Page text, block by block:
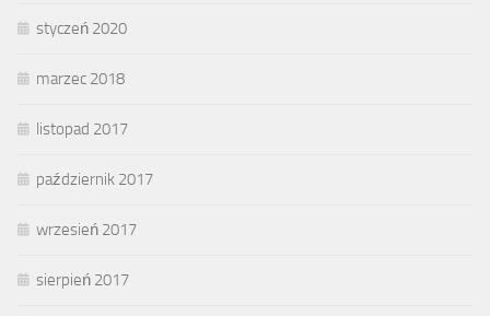
styczeń 2020
marzec 2018
listopad 2017
październik 2017
wrzesień 2017
sierpień 2017